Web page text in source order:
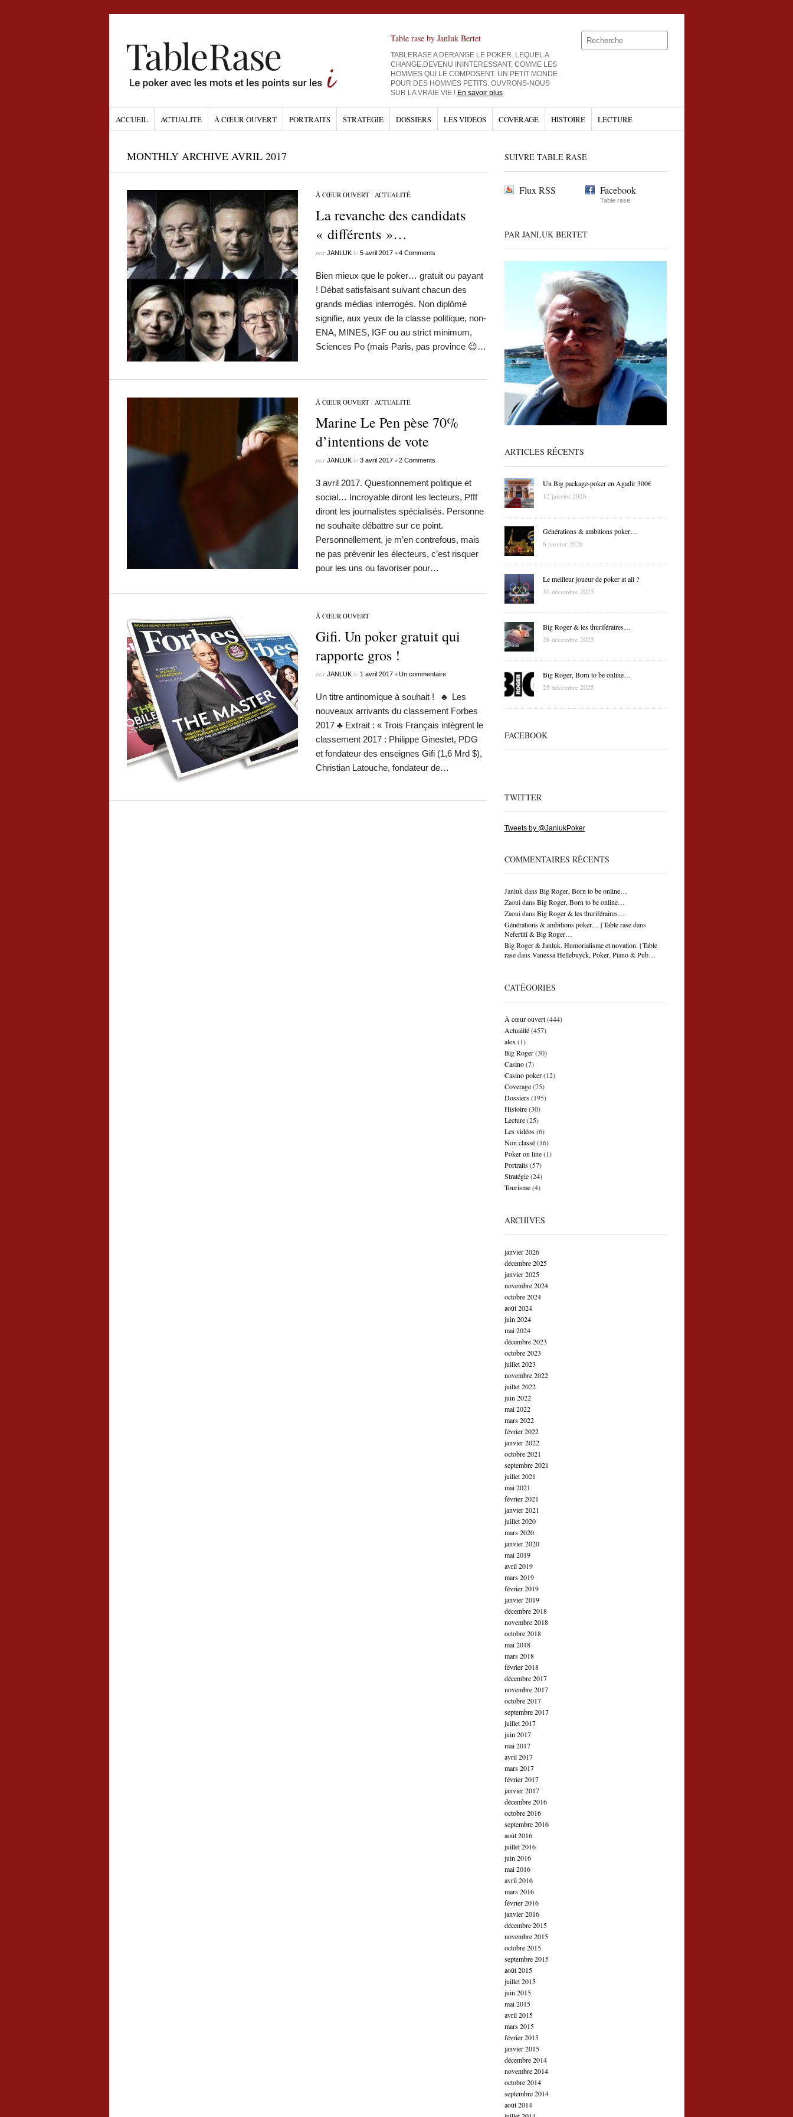
Table rase by Janluk Bertet
TABLERASE A DERANGE LE POKER. LEQUEL A
CHANGE.DEVENU ININTERESSANT, COMME LES
HOMMES QUI LE COMPOSENT. UN PETIT MONDE
POUR DES HOMMES PETITS. OUVRONS-NOUS
SUR LA VRAIE VIE ! En savoir plus
ACCUEIL ACTUALITÉ À CŒUR OUVERT PORTRAITS STRATÉGIE DOSSIERS LES VIDÉOS COVERAGE HISTOIRE LECTURE
MONTHLY ARCHIVE AVRIL 2017
À CŒUR OUVERT/ ACTUALITÉ
La revanche des candidats
« différents »…
parJANLUKle 5 avril 2017 •4 Comments
Bien mieux que le poker… gratuit ou payant
! Débat satisfaisant suivant chacun des
grands médias interrogés. Non diplômé
signifie, aux yeux de la classe politique, non-
ENA, MINES, IGF ou au strict minimum,
Sciences Po (mais Paris, pas province 😉…
À CŒUR OUVERT/ ACTUALITÉ
Marine Le Pen pèse 70%
d’intentions de vote
parJANLUKle 3 avril 2017 •2 Comments
3 avril 2017. Questionnement politique et
social… Incroyable diront les lecteurs, Pfff
diront les journalistes spécialisés. Personne
ne souhaite débattre sur ce point.
Personnellement, je m’en contrefous, mais
ne pas prévenir les électeurs, c’est risquer
pour les uns ou favoriser pour…
À CŒUR OUVERT
Gifi. Un poker gratuit qui
rapporte gros !
parJANLUKle 1 avril 2017 •Un commentaire
Un titre antinomique à souhait ! ♣ Les
nouveaux arrivants du classement Forbes
2017 ♣ Extrait : « Trois Français intègrent le
classement 2017 : Philippe Ginestet, PDG
et fondateur des enseignes Gifi (1,6 Mrd $),
Christian Latouche, fondateur de…
SUIVRE TABLE RASE
Flux RSS Facebook
Table rase
PAR JANLUK BERTET
ARTICLES RÉCENTS
Un Big package-poker en Agadir 300€
12 janvier 2026
Générations & ambitions poker…
6 janvier 2026
Le meilleur joueur de poker at all ?
31 décembre 2025
Big Roger & les thuriféraires…
28 décembre 2025
Big Roger, Born to be online…
25 décembre 2025
FACEBOOK
TWITTER
Tweets by @JanlukPoker
COMMENTAIRES RÉCENTS
Janlukdans Big Roger, Born to be online…
Zaouidans Big Roger, Born to be online…
Zaouidans Big Roger & les thuriféraires…
Générations & ambitions poker… | Table rasedans
Nefertiti & Big Roger…
Big Roger & Janluk. Humorialisme et novation. | Table
rasedans Vanessa Hellebuyck, Poker, Piano & Pub…
CATÉGORIES
À cœur ouvert(444)
Actualité(457)
alex (1)
Big Roger(30)
Casino(7)
Casino poker(12)
Coverage(75)
Dossiers(195)
Histoire(30)
Lecture(25)
Les vidéos(6)
Non classé(16)
Poker on line(1)
Portraits(57)
Stratégie(24)
Tourisme(4)
ARCHIVES
janvier 2026
décembre 2025
janvier 2025
novembre 2024
octobre 2024
août 2024
juin 2024
mai 2024
décembre 2023
octobre 2023
juillet 2023
novembre 2022
juillet 2022
juin 2022
mai 2022
mars 2022
février 2022
janvier 2022
octobre 2021
septembre 2021
juillet 2021
mai 2021
février 2021
janvier 2021
juillet 2020
mars 2020
janvier 2020
mai 2019
avril 2019
mars 2019
février 2019
janvier 2019
décembre 2018
novembre 2018
octobre 2018
mai 2018
mars 2018
février 2018
décembre 2017
novembre 2017
octobre 2017
septembre 2017
juillet 2017
juin 2017
mai 2017
avril 2017
mars 2017
février 2017
janvier 2017
décembre 2016
octobre 2016
septembre 2016
août 2016
juillet 2016
juin 2016
mai 2016
avril 2016
mars 2016
février 2016
janvier 2016
décembre 2015
novembre 2015
octobre 2015
septembre 2015
août 2015
juillet 2015
juin 2015
mai 2015
avril 2015
mars 2015
février 2015
janvier 2015
décembre 2014
novembre 2014
octobre 2014
septembre 2014
août 2014